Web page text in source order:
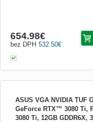
532.50€
bez DPH
654.98€
ASUS VGA NVIDIA TUF
GeForce RTX™ 3080 Ti,
3080 Ti, 12GB GDDR6X,